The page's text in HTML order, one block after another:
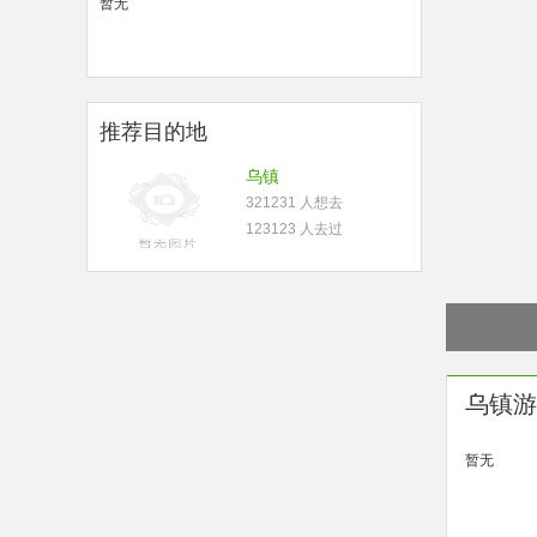
暂无
推荐目的地
乌镇
321231 人想去
123123 人去过
乌镇
暂无